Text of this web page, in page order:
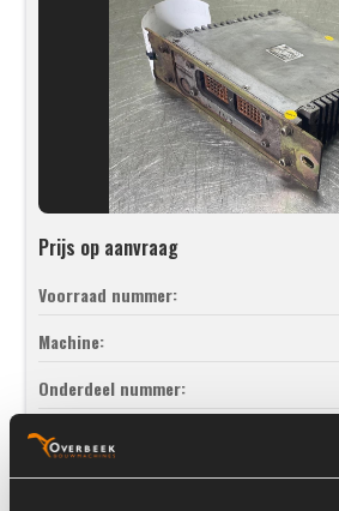
Prijs op aanvraag
Voorraad nummer:
Machine:
Onderdeel nummer: